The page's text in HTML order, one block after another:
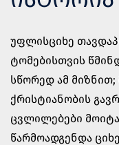
უფლისციხე
ტომებისთვის
სწორედ ამ მიზნით;
ქრისტიანობის
ცვლილებები
წარმოადგენდა